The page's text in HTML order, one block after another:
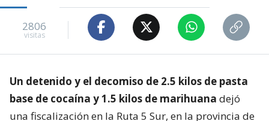
2806
visitas
Un detenido y el decomiso de 2.5 kilos de pasta
base de cocaína y 1.5 kilos de marihuana dejó
una fiscalización en la Ruta 5 Sur, en la provincia de